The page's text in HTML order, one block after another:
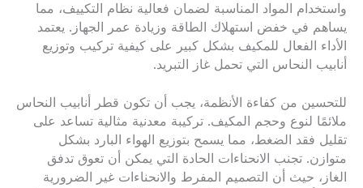
واستخدام المواد المناسبة لضمان فعالية نظام التكييف، مما
يساهم في خفض استهلاك الطاقة وزيادة عمر الجهاز. يعتمد
الأداء الفعال للمكيف بشكل كبير على كيفية تركيب وتوزيع
أنابيب النحاس التي تحمل غاز التبريد.
للتحسين من كفاءة الأنظمة، يجب أن تكون قطر أنابيب النحاس
ملائمًا لنوع وحجم المكيف. تركيبة معدنية مثالية تساعد على
تقليل فقد الضغط، مما يسمح بتوزيع الهواء البارد بشكل
متوازن. تجنب الانحناءات الحادة التي يمكن أن تعوق تدفق
الغاز، حيث أن التصميم المفرط والانحناءات غير الضرورية